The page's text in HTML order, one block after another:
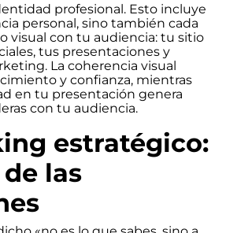
profesional. Esto incluye
personal, sino también cada
visual con tu audiencia: tu sitio
tus presentaciones y
La coherencia visual
y confianza, mientras
en tu presentación genera
con tu audiencia.
estratégico:
las